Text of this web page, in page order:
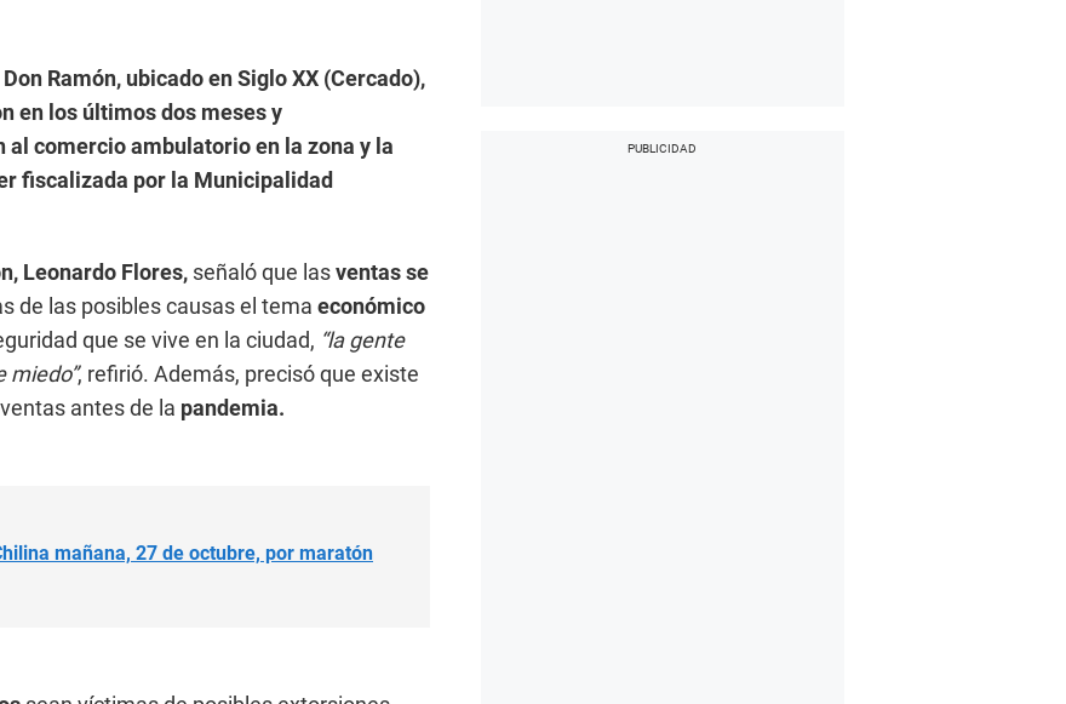
Ramón, ubicado en Siglo XX (Cercado),
en los últimos dos meses y
comercio ambulatorio en la zona y la
fiscalizada por la Municipalidad
Leonardo Flores, señaló que lasventas se
de las posibles causas el tema económico
que se vive en la ciudad, “la gente
miedo”, refirió. Además, precisó que existe
antes de la pandemia.
mañana, 27 de octubre, por maratón